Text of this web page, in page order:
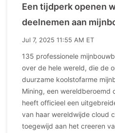
Een tijdperk openen
deelnemen aan
Jul 7, 2025 11:55 AM ET
135 professionele
over de hele wereld, die de
duurzame koolstofarme
Mining, een wereldberoemd
heeft officieel een
van haar wereldwijde cloud
toegewijd aan het creeren